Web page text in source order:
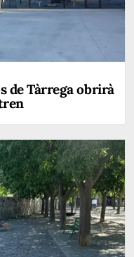
de Tàrrega obrirà